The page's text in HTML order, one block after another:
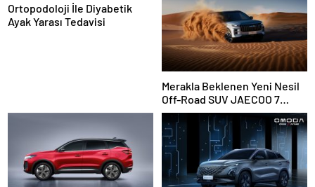
Ortopodoloji İle Diyabetik
Ayak Yarası Tedavisi
Merakla Beklenen Yeni Nesil
Off-Road SUV JAECOO 7
Türkiye’de Satışa Sunuluyor!